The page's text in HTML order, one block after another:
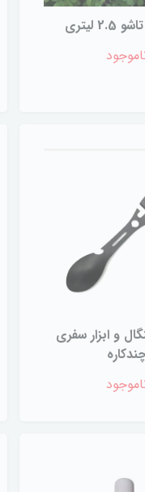
لیتری
و ابزار سفری